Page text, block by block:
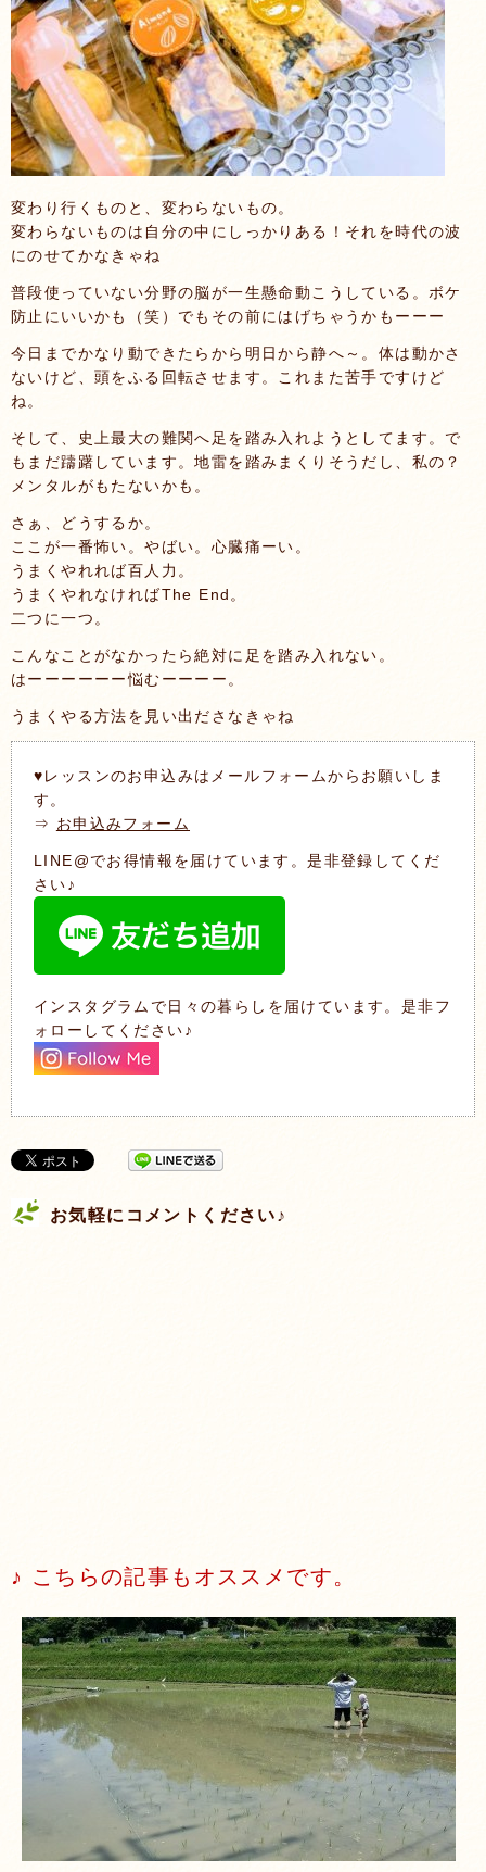
変わり行くものと、変わらないもの。
変わらないものは自分の中にしっかりある！それを時代の波
にのせてかなきゃね
普段使っていない分野の脳が一生懸命動こうしている。ボケ
防止にいいかも（笑）でもその前にはげちゃうかもーーー
今日までかなり動できたらから明日から静へ～。体は動かさ
ないけど、頭をふる回転させます。これまた苦手ですけど
ね。
そして、史上最大の難関へ足を踏み入れようとしてます。で
もまだ躊躇しています。地雷を踏みまくりそうだし、私の？
メンタルがもたないかも。
さぁ、どうするか。
ここが一番怖い。やばい。心臓痛ーい。
うまくやれれば百人力。
うまくやれなければThe End。
二つに一つ。
こんなことがなかったら絶対に足を踏み入れない。
はーーーーーー悩むーーーー。
うまくやる方法を見い出ださなきゃね
♥レッスンのお申込みはメールフォームからお願いしま
す。
⇒ お申込みフォーム
LINE@でお得情報を届けています。是非登録してくだ
さい♪
インスタグラムで日々の暮らしを届けています。是非フ
ォローしてください♪
お気軽にコメントください♪
♪ こちらの記事もオススメです。